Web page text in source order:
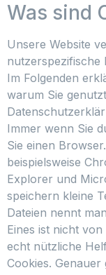
Was sind
Unsere Website
nutzerspezifische
Im Folgenden
warum Sie
Immer wenn Sie
Sie einen
beispielsweise
Explorer und
speichern kleine
Dateien nennt
Eines ist nicht
echt nützliche
Cookies.